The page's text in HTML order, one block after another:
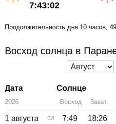
7:43:02
Продолжительность дня 10 часов,
Восход солнца в
Дата Солнце
2026 Восход Закат
1 августа Сб 7:49 18:26